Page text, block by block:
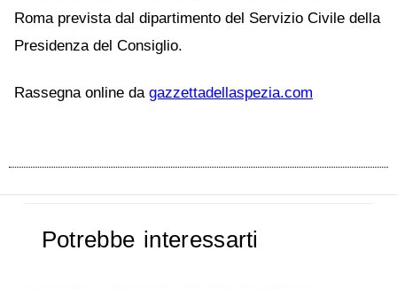
Roma prevista dal dipartimento del Servizio Civile della
Presidenza del Consiglio.
Rassegna online da gazzettadellaspezia.com
Potrebbe interessarti